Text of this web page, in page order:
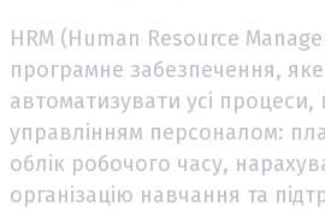
HRM (Human Resource
програмне забезпечення,
автоматизувати усі процеси,
управлінням персоналом:
облік робочого часу,
організацію навчання та